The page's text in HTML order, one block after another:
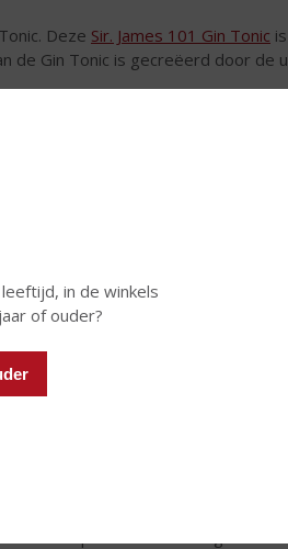
in de winkels
of ouder?
Deze Sir. James 101 Gin Tonic
de Gin Tonic is gecreëerd door de
.
kenmerkend voor deze
in het glas in combinatie met ijs en
tonen van citrusfruit en wat
Sir. James 101 Bitter
extracten zoals rozemarijn, salie,
Deze alcoholvrije drank heeft
zoals sinaasappel gevolgd
de afdronk.